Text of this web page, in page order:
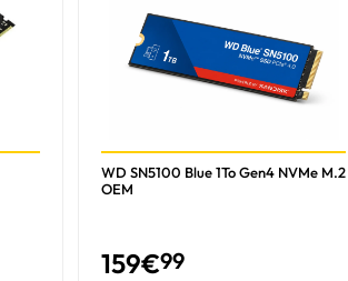
WD SN5100 Blue 1To Gen4 NVMe M.2
OEM
159€99